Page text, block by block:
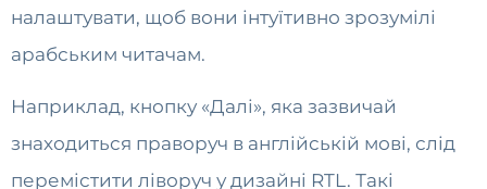
налаштувати, щоб вони інтуїтивно зрозумілі
арабським читачам.
Наприклад, кнопку «Далі», яка зазвичай
знаходиться праворуч в англійській мові, слід
перемістити ліворуч у дизайні RTL. Такі